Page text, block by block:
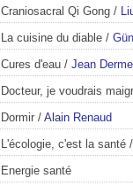
Craniosacral Qi Gong /
La cuisine du diable /
Cures d'eau / Jean
Docteur, je voudrais
Dormir / Alain Renaud
L'écologie, c'est la santé
Energie santé